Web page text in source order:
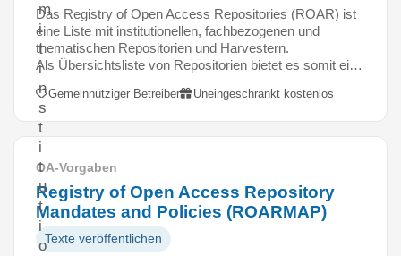
m
i
t
i
n
s
t
i
t
u
t
i
o
Das Registry of Open Access Repositories (ROAR) ist
eine Liste mit institutionellen, fachbezogenen und
thematischen Repositorien und Harvestern.
Als Übersichtsliste von Repositorien bietet es somit ei…
Gemeinnütziger Betreiber Uneingeschränkt kostenlos
OA-Vorgaben
Registry of Open Access Repository
Mandates and Policies (ROARMAP)
Texte veröffentlichen